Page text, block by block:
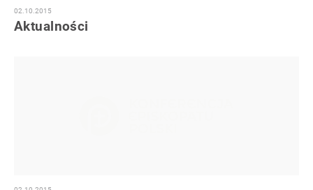
02.10.2015
Aktualności